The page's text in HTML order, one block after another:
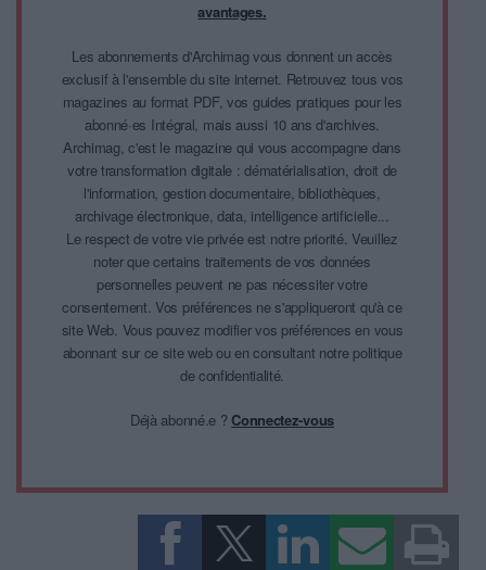
avantages.
Les abonnements d'Archimag vous donnent un accès
exclusif à l'ensemble du site internet. Retrouvez tous vos
magazines au format PDF, vos guides pratiques pour les
abonné·es Intégral, mais aussi 10 ans d'archives.
Archimag, c'est le magazine qui vous accompagne dans
votre transformation digitale : dématérialisation, droit de
l'information, gestion documentaire, bibliothèques,
archivage électronique, data, intelligence artificielle...
Le respect de votre vie privée est notre priorité. Veuillez
noter que certains traitements de vos données
personnelles peuvent ne pas nécessiter votre
consentement. Vos préférences ne s'appliqueront qu'à ce
site Web. Vous pouvez modifier vos préférences en vous
abonnant sur ce site web ou en consultant notre politique
de confidentialité.
Déjà abonné.e ?Connectez-vous